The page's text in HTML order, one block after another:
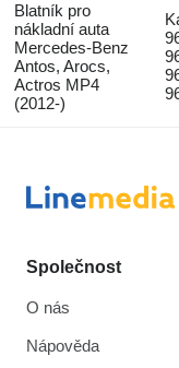
Blatník pro
nákladní auta
Mercedes-Benz
Antos, Arocs,
Actros MP4
(2012-)
Společnost
O nás
Nápověda